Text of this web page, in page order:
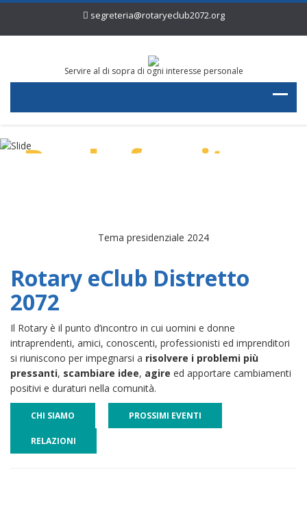
segreteria@rotaryeclub2072.org
Servire al di sopra di ogni interesse personale
Per la fornitura
Tema presidenziale 2024
Rotary eClub Distretto
2072
Il Rotary è il punto d’incontro in cui uomini e donne
intraprendenti, amici, conoscenti, professionisti ed imprenditori
si riuniscono per impegnarsi a risolvere i problemi più
pressanti, scambiare idee, agire ed apportare cambiamenti
positivi e duraturi nella comunità.
CHI SIAMO PROSSIMI EVENTI
RELAZIONI